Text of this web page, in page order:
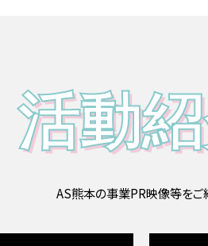
活動
AS熊本の事業PR映像等をご